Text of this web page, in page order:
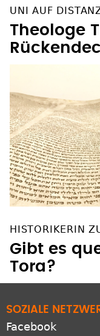
UNI AUF
Theologe
HISTORIKERIN
Gibt es
Tora?
SOZIALE
Facebook